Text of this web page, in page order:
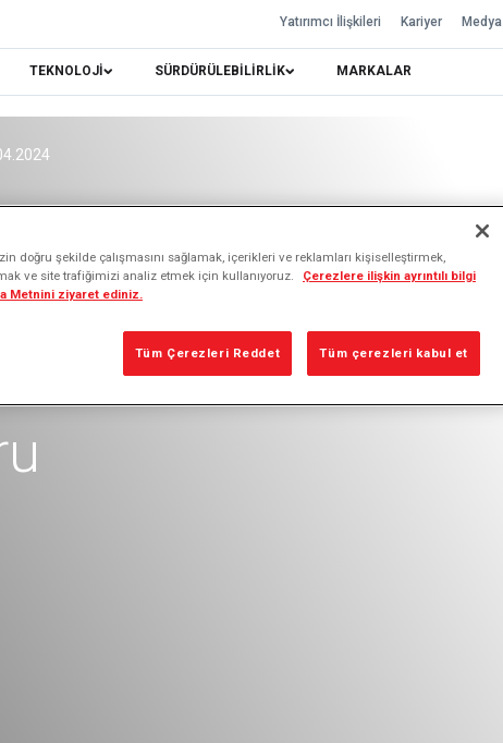
Yatırımcı İlişkileri Kariyer Medya
TEKNOLOJİ SÜRDÜRÜLEBİLİRLİK MARKALAR
doğru şekilde çalışmasını sağlamak, içerikleri ve reklamları kişiselleştirmek,
ve site trafiğimizi analiz etmek için kullanıyoruz.
Çerezlere ilişkin ayrıntılı bilgi
Metnini ziyaret ediniz.
Tüm Çerezleri Reddet Tüm çerezleri kabul et